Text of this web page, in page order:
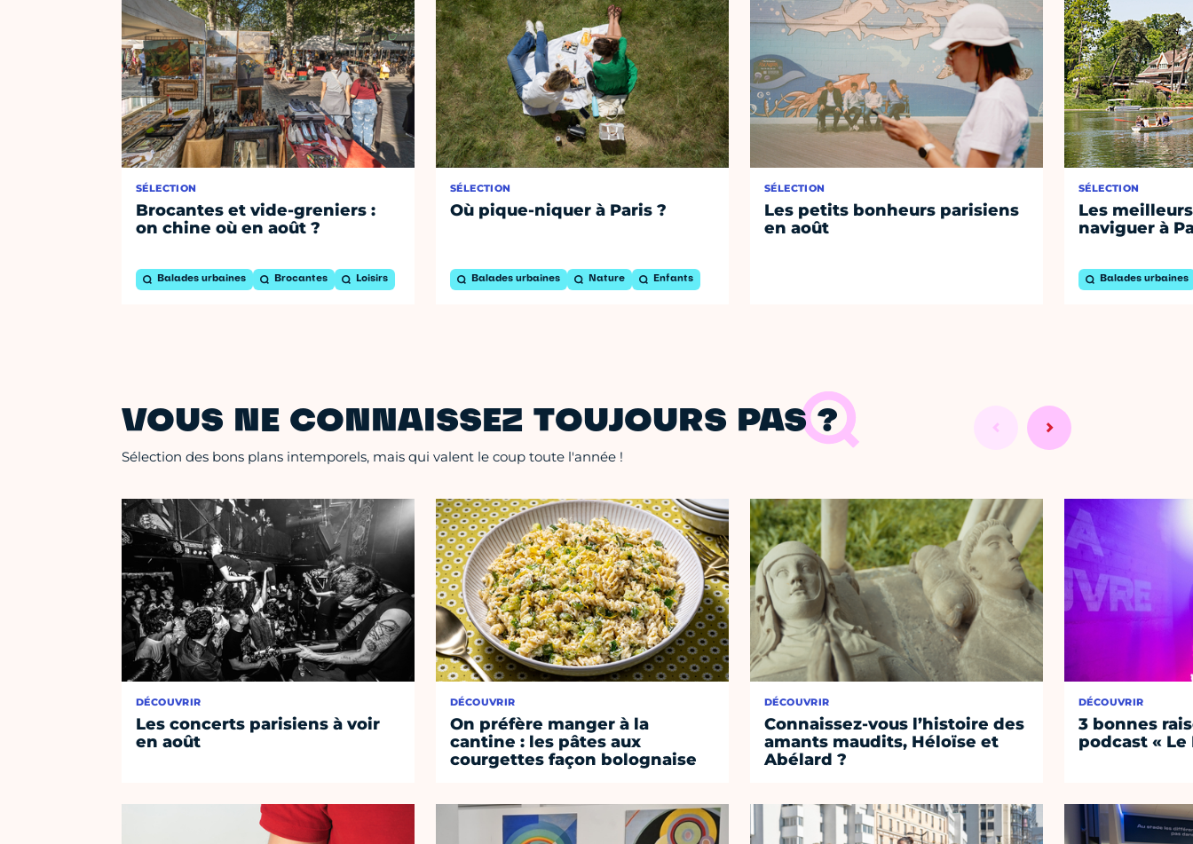
SÉLECTION
Brocantes et vide-greniers :
on chine où en août ?
Balades urbaines Brocantes Loisirs
SÉLECTION
Où pique-niquer à Paris ?
Balades urbaines Nature Enfants
SÉLECTION
Les petits bonheurs parisiens
en août
SÉLECTION
Les
naviguer à
Balades urbaines
VOUS NE CONNAISSEZ TOUJOURS PAS ?
Sélection des bons plans intemporels, mais qui valent le coup toute l'année !
DÉCOUVRIR
Les concerts parisiens à voir
en août
DÉCOUVRIR
On préfère manger à la
cantine : les pâtes aux
courgettes façon bolognaise
DÉCOUVRIR
Connaissez-vous l’histoire des
amants maudits, Héloïse et
Abélard ?
DÉCOUVRIR
3 bonnes
podcast « Le